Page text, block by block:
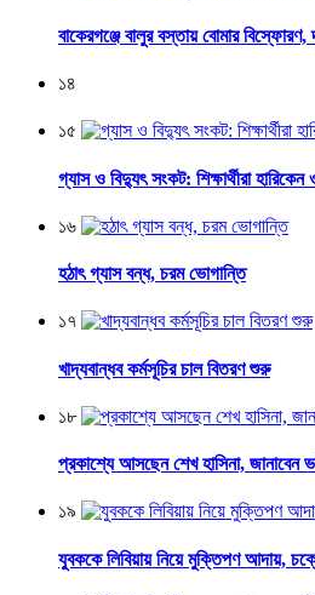
বাকেরগঞ্জে বালুর বস্তায় বোমার
১৪
১৫
গ্যাস ও বিদ্যুৎ সংকট: শিক্ষার্থীরা
১৬
হঠাৎ গ্যাস বন্ধ, চরম ভোগান্তি
১৭
খাদ্যবান্ধব কর্মসূচির চাল বিতরণ শুরু
১৮
প্রকাশ্যে আসছেন শেখ হাসিনা, জানাবেন
১৯
যুবককে লিবিয়ায় নিয়ে মুক্তিপণ আদায়,